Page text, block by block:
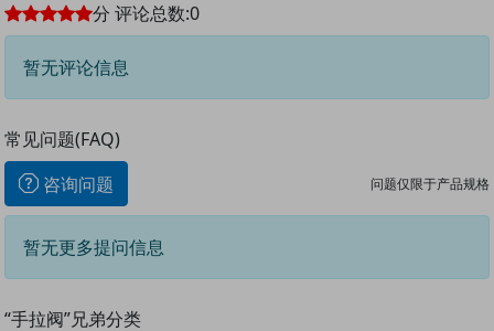
分 评论总数:0
暂无评论信息
常见问题(FAQ)
咨询问题
问题仅限于产品规格
暂无更多提问信息
“手拉阀”兄弟分类